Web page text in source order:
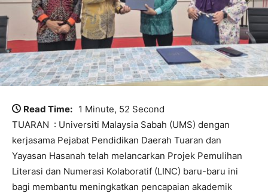
Read Time: 1 Minute, 52 Second
TUARAN : Universiti Malaysia Sabah (UMS) dengan
kerjasama Pejabat Pendidikan Daerah Tuaran dan
Yayasan Hasanah telah melancarkan Projek Pemulihan
Literasi dan Numerasi Kolaboratif (LINC) baru-baru ini
bagi membantu meningkatkan pencapaian akademik